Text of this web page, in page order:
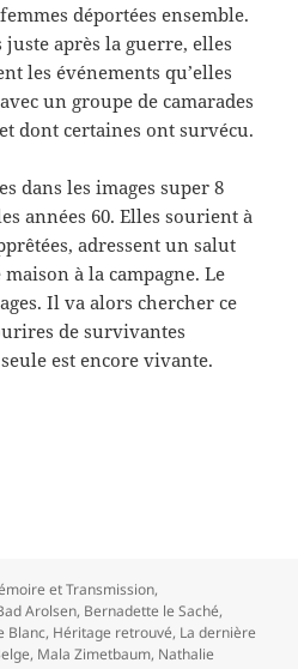
déportées ensemble.
après la guerre, elles
les événements qu’elles
un groupe de camarades
dont certaines ont survécu.
dans les images super 8
années 60. Elles sourient à
adressent un salut
à la campagne. Le
Il va alors chercher ce
de survivantes
est encore vivante.
et Transmission,
Arolsen, Bernadette le Saché,
Blanc, Héritage retrouvé, La dernière
, Mala Zimetbaum, Nathalie